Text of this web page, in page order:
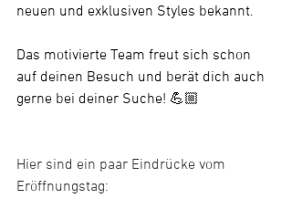
neuen und exklusiven Styles bekannt.
Das motivierte Team freut sich schon
auf deinen Besuch und berät dich auch
gerne bei deiner Suche! 💪🏼
Hier sind ein paar Eindrücke vom
Eröffnungstag: